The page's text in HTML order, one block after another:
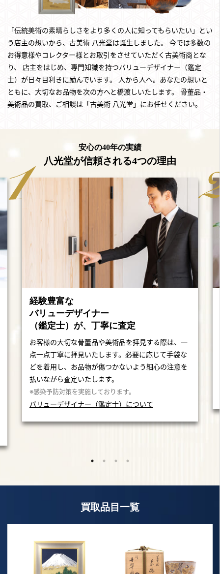
「伝統美術の素晴らしさをより多くの人に知ってもらいたい」とい
う店主の想いから、古美術 八光堂は誕生しました。
今では多数の
お得意様やコレクター様とお取引をさせていただく古美術商とな
り、
店主をはじめ、専門知識を持つバリューデザイナー（鑑定
士）が日々目利きに励んでいます。
人から人へ。あなたの想いと
ともに、大切なお品物を次の方へと橋渡しいたします。
骨董品・
美術品の買取、ご相談は「古美術 八光堂」にお任せください。
安心の40年の実績
八光堂が信頼される4つの理由
経験豊富な
バリューデザイナー
（鑑定士）が、丁寧に査定
お客様の大切な骨董品や美術品を拝見する際は、一
点一点丁寧に拝見いたします。必要に応じて手袋な
どを着用し、お品物が傷つかないよう細心の注意を
払いながら査定いたします。
※感染予防対策を実施しております。
バリューデザイナー（鑑定士）について
買取品目一覧